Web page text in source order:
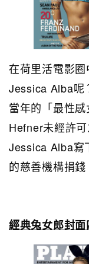
在荷里活電影
Jessica Alba呢
當年的「最性
Hefner未經許
Jessica Alba寫
的慈善機構捐錢
經典兔女郎封